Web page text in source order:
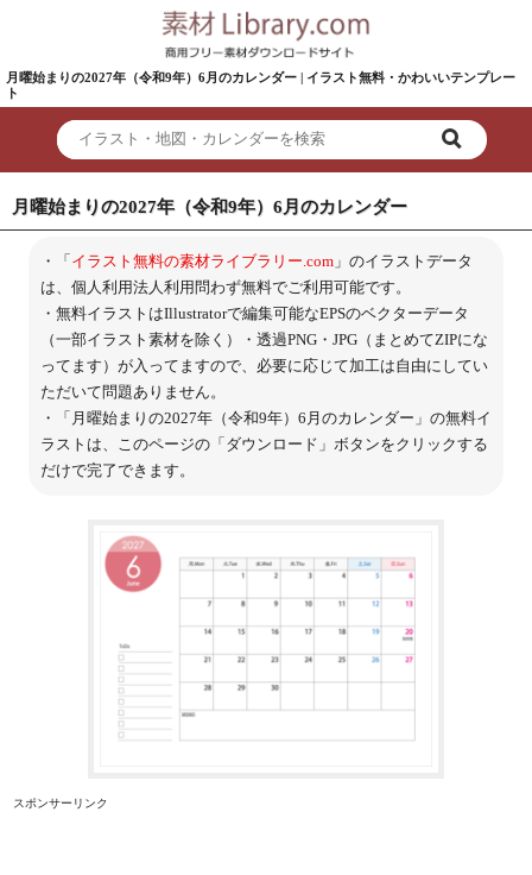
月曜始まりの2027年（令和9年）6月のカレンダー | イラスト無料・かわいいテンプレー
ト
月曜始まりの2027年（令和9年）6月のカレンダー
・「イラスト無料の素材ライブラリー.com」のイラストデータ
は、個人利用法人利用問わず無料でご利用可能です。
・無料イラストはIllustratorで編集可能なEPSのベクターデータ
（一部イラスト素材を除く）・透過PNG・JPG（まとめてZIPにな
ってます）が入ってますので、必要に応じて加工は自由にしてい
ただいて問題ありません。
・「月曜始まりの2027年（令和9年）6月のカレンダー」の無料イ
ラストは、このページの「ダウンロード」ボタンをクリックする
だけで完了できます。
スポンサーリンク